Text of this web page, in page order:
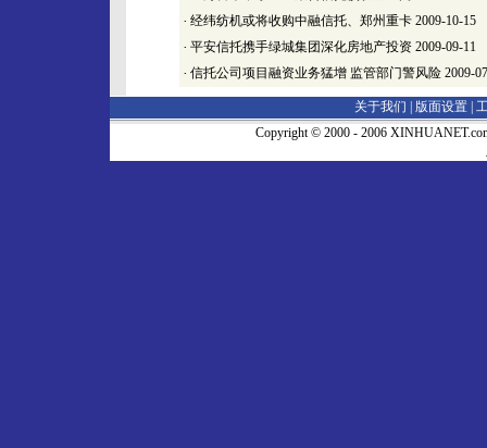
· 经纬纺机或将收购中融信托、郑州重卡 2009-10-15
· 平安信托携手绿城集团深化房地产投资 2009-09-11
· 信托公司项目融资业务猛增 监管部门警风险 2009-
关于我们 | 版面设置
Copyright © 2000 - 2006